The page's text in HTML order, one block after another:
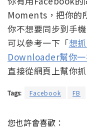
Moments，把你的
你不想要同步到手
可以參考一下「想
Downloader幫你
直接從網頁上幫你
Tags: Facebook FB
您也許會喜歡：